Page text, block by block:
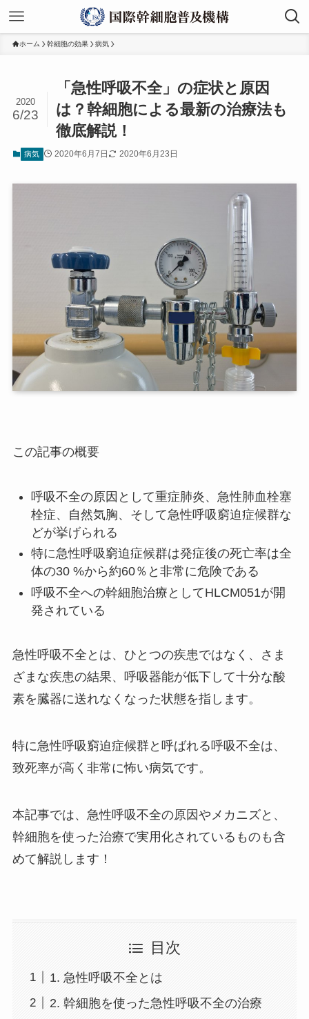
ホーム 幹細胞の効果 病気
「急性呼吸不全」の症状と原因
は？幹細胞による最新の治療法も
徹底解説！
2020
6/23
病気 2020年6月7日 2020年6月23日
この記事の概要
呼吸不全の原因として重症肺炎、急性肺血栓塞
栓症、自然気胸、そして急性呼吸窮迫症候群な
どが挙げられる
特に急性呼吸窮迫症候群は発症後の死亡率は全
体の30 %から約60％と非常に危険である
呼吸不全への幹細胞治療としてHLCM051が開
発されている
急性呼吸不全とは、ひとつの疾患ではなく、さま
ざまな疾患の結果、呼吸器能が低下して十分な酸
素を臓器に送れなくなった状態を指します。
特に急性呼吸窮迫症候群と呼ばれる呼吸不全は、
致死率が高く非常に怖い病気です。
本記事では、急性呼吸不全の原因やメカニズと、
幹細胞を使った治療で実用化されているものも含
めて解説します！
目次
1. 急性呼吸不全とは
2. 幹細胞を使った急性呼吸不全の治療